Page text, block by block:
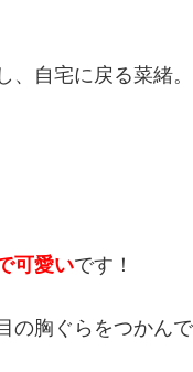
、自宅に戻る菜緒。
可愛いです！
の胸ぐらをつかんで